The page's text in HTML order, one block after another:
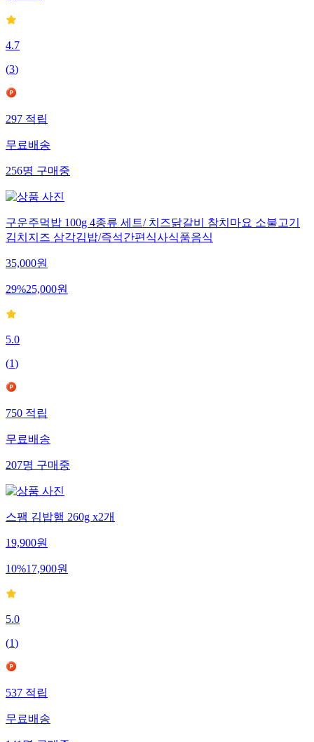
4.7
(3)
297적립
무료배송
256명구매중
구운주먹밥 100g 4종류 세트/ 치즈닭갈비 참치마요 소불고기
김치지즈 삼각김밥/즉석간편식사식품음식
35,000원
29%25,000원
5.0
(1)
750적립
무료배송
207명구매중
스팸 김밥햄 260g x2개
19,900원
10%17,900원
5.0
(1)
537적립
무료배송